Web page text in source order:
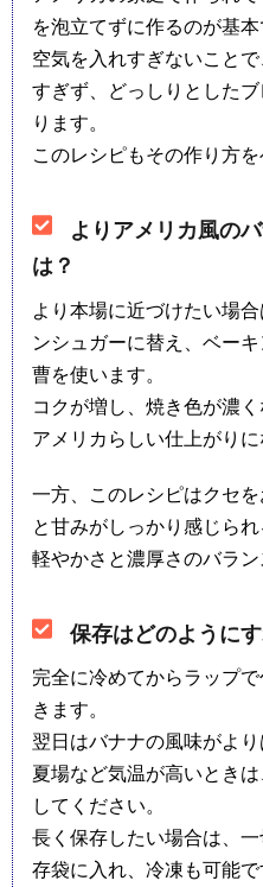
を泡立てずに作るのが基本
空気を入れすぎないこと
すぎず、どっしりとした
ります。
このレシピもその作り方を
よりアメリカ風の
は？
より本場に近づけたい場
ンシュガーに替え、ベー
曹を使います。
コクが増し、焼き色が濃
アメリカらしい仕上がりに
一方、このレシピはクセ
と甘みがしっかり感じら
軽やかさと濃厚さのバラン
保存はどのように
完全に冷めてからラップ
きます。
翌日はバナナの風味がよ
夏場など気温が高いとき
してください。
長く保存したい場合は、
存袋に入れ、冷凍も可能で